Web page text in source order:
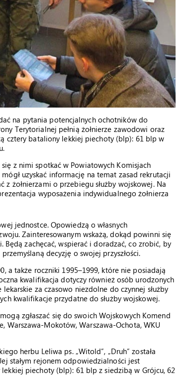
na pytania potencjalnych ochotników do
Terytorialnej pełnią żołnierze zawodowi oraz
cztery bataliony lekkiej piechoty (blp): 61 blp w
z nimi spotkać w Powiatowych Komisjach
uzyskać informację na temat zasad rekrutacji
żołnierzami o przebiegu służby wojskowej. Na
wyposażenia indywidualnego żołnierza
jednostce. Opowiedzą o własnych
Zainteresowanym wskażą, dokąd powinni się
zachęcać, wspierać i doradzać, co zrobić, by
decyzję o swojej przyszłości.
a także roczniki 1995–1999, które nie posiadają
kwalifikacja dotyczy również osób urodzonych
za czasowo niezdolne do czynnej służby
kwalifikacje przydatne do służby wojskowej.
zgłaszać się do swoich Wojskowych Komend
Warszawa-Mokotów, Warszawa-Ochota, WKU
herbu Leliwa ps. „Witold”, „Druh” została
stałym rejonem odpowiedzialności jest
piechoty (blp): 61 blp z siedzibą w Grójcu, 62